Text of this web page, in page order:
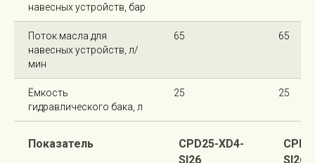
навесных устройств, бар
Поток масла для
навесных устройств, л/
мин
65 65
Ёмкость
гидравлического бака, л
25 25
Показатель
CPD25-XD4-
SI26
SI26